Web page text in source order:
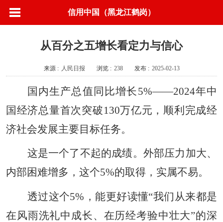
信用中国（黑龙江鹤岗）
从百分之五增长看定力与信心
来源 : 人民日报 浏览 : 238 发布 : 2025-02-13
国内生产总值同比增长5%——2024年中
国经济总量首次突破130万亿元，顺利完成经
济社会发展主要目标任务。
这是一个了不起的成绩。外部压力加大、
内部困难增多，这个5%的取得，实属不易。
透过这个5%，能更好读懂“我们从来都是
在风雨洗礼中成长、在历经考验中壮大”的深